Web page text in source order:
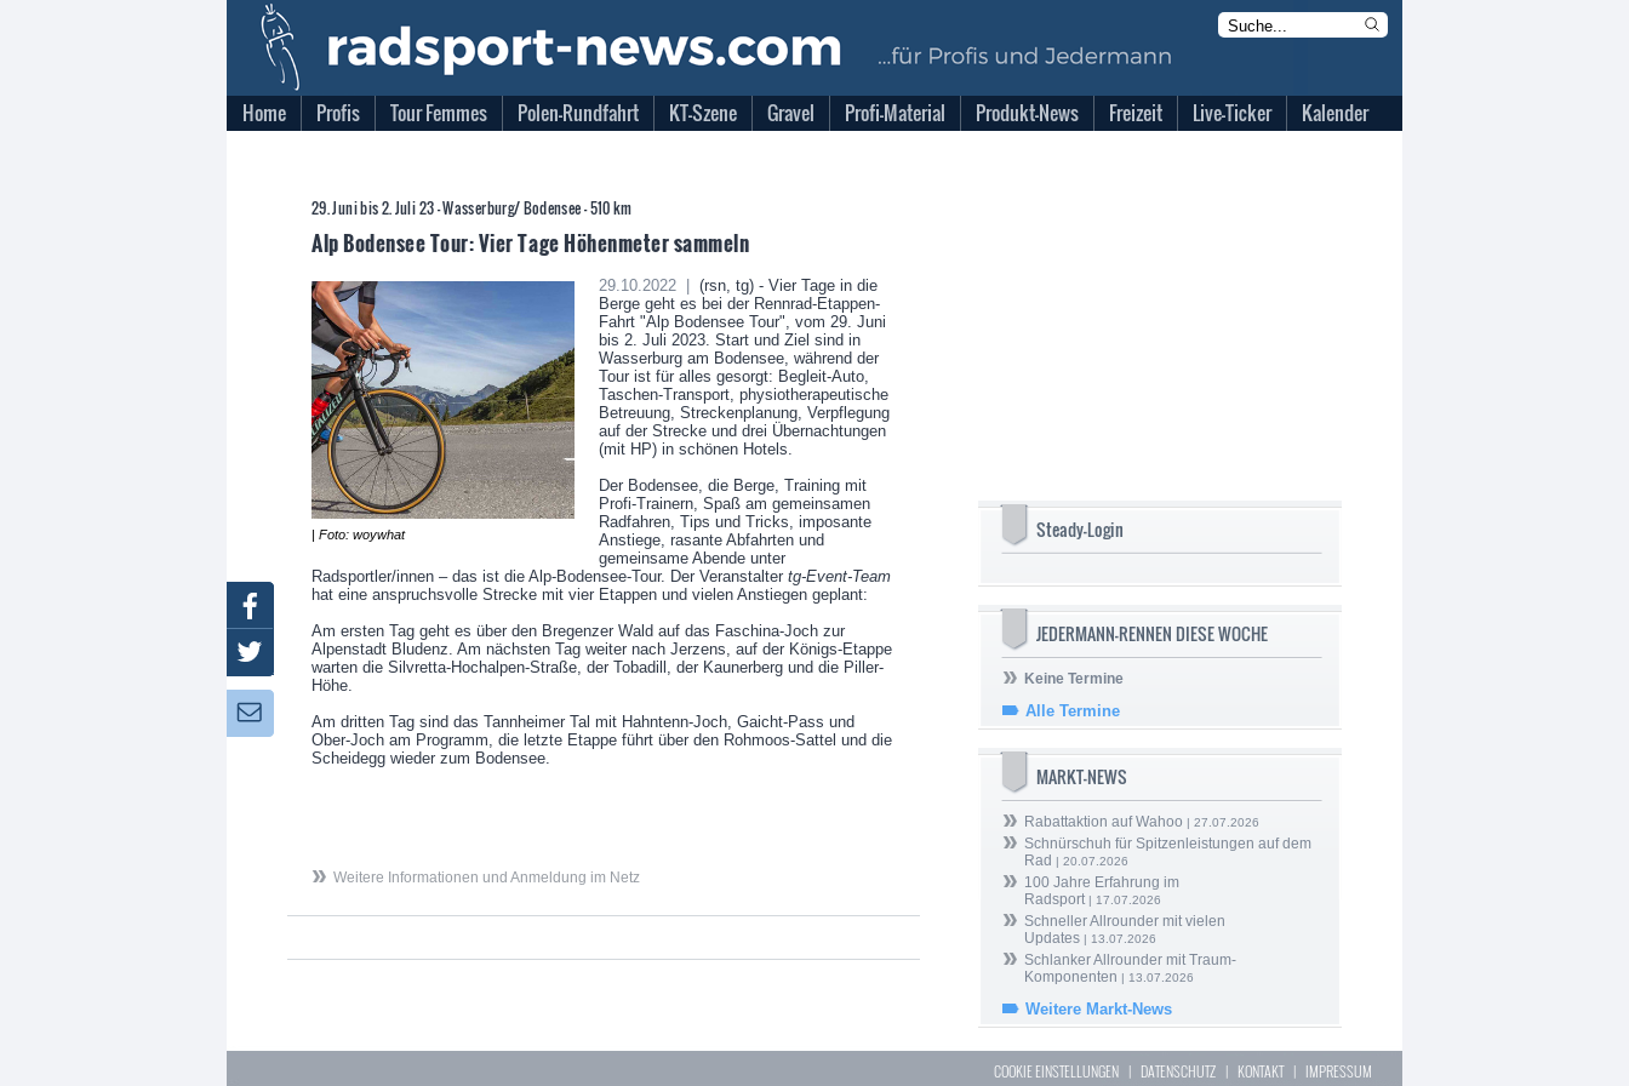
Home Profis Tour Femmes Polen-Rundfahrt KT-Szene Gravel Profi-Material Produkt-News Freizeit Live-Ticker Kalender
29. Juni bis 2. Juli 23 - Wasserburg/ Bodensee - 510 km
Alp Bodensee Tour: Vier Tage Höhenmeter sammeln
| Foto: woywhat
29.10.2022 |
(rsn, tg) - Vier Tage in die
Berge geht es bei der Rennrad-Etappen-
Fahrt "Alp Bodensee Tour", vom 29. Juni
bis 2. Juli 2023. Start und Ziel sind in
Wasserburg am Bodensee, während der
Tour ist für alles gesorgt: Begleit-Auto,
Taschen-Transport, physiotherapeutische
Betreuung, Streckenplanung, Verpflegung
auf der Strecke und drei Übernachtungen
(mit HP) in schönen Hotels.
Der Bodensee, die Berge, Training mit
Profi-Trainern, Spaß am gemeinsamen
Radfahren, Tips und Tricks, imposante
Anstiege, rasante Abfahrten und
gemeinsame Abende unter
Radsportler/innen – das ist die Alp-Bodensee-Tour. Der Veranstalter tg-Event-Team
hat eine anspruchsvolle Strecke mit vier Etappen und vielen Anstiegen geplant:
Am ersten Tag geht es über den Bregenzer Wald auf das Faschina-Joch zur
Alpenstadt Bludenz. Am nächsten Tag weiter nach Jerzens, auf der Königs-Etappe
warten die Silvretta-Hochalpen-Straße, der Tobadill, der Kaunerberg und die Piller-
Höhe.
Am dritten Tag sind das Tannheimer Tal mit Hahntenn-Joch, Gaicht-Pass und
Ober-Joch am Programm, die letzte Etappe führt über den Rohmoos-Sattel und die
Scheidegg wieder zum Bodensee.
Weitere Informationen und Anmeldung im Netz
Steady-Login
JEDERMANN-RENNEN DIESE WOCHE
Keine Termine
Alle Termine
MARKT-NEWS
Rabattaktion auf Wahoo | 27.07.2026
Schnürschuh für Spitzenleistungen auf dem
Rad | 20.07.2026
100 Jahre Erfahrung im
Radsport| 17.07.2026
Schneller Allrounder mit vielen
Updates | 13.07.2026
Schlanker Allrounder mit Traum-
Komponenten | 13.07.2026
Weitere Markt-News
Facebook
Twitter
Newsletter:
COOKIE EINSTELLUNGEN | DATENSCHUTZ | KONTAKT| IMPRESSUM